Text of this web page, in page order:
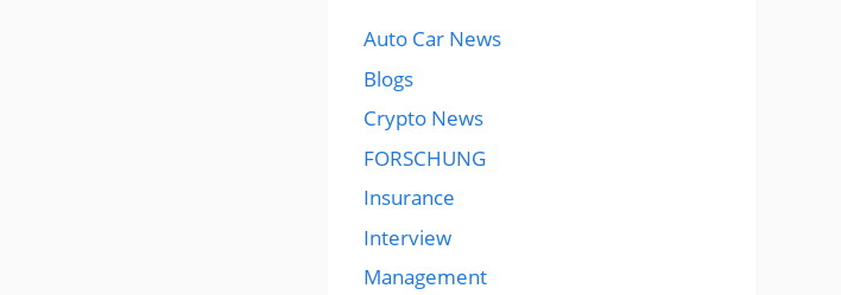
Auto Car News
Blogs
Crypto News
FORSCHUNG
Insurance
Interview
Management